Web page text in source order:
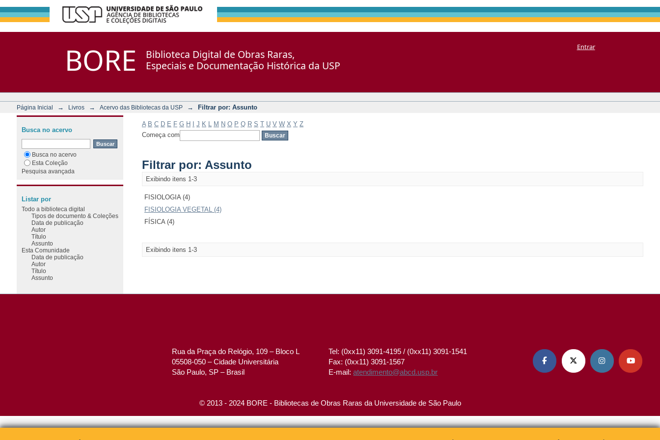
BORE
Biblioteca Digital de Obras Raras,
Especiais e Documentação Histórica da USP
Entrar
Página Inicial → Livros → Acervo das Bibliotecas da USP → Filtrar por: Assunto
A B C D E F G H J K M N O P Q R S T U V W X Y Z
Começa com
Filtrar por: Assunto
Exibindo itens 1-3
FISIOLOGIA (4)
FISIOLOGIA VEGETAL (4)
FÍSICA (4)
Exibindo itens 1-3
Busca no acervo
Busca no acervo
Esta Coleção
Pesquisa avançada
Listar por
Todo a biblioteca digital
Tipos de documento & Coleções
Data de publicação
Autor
Título
Assunto
Esta Comunidade
Data de publicação
Autor
Título
Assunto
Rua da Praça do Relógio, 109 – Bloco L
05508-050 – Cidade Universitária
São Paulo, SP – Brasil
Tel: (0xx11) 3091-4195 / (0xx11) 3091-1541
Fax: (0xx11) 3091-1567
E-mail:atendimento@abcd.usp.br
   
© 2013 - 2024 BORE - Bibliotecas de Obras Raras da Universidade de São Paulo